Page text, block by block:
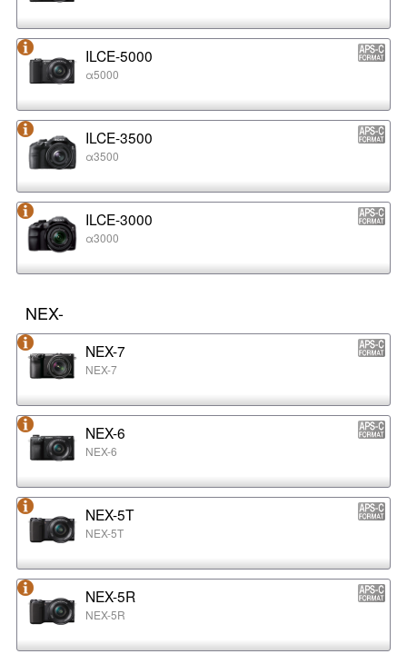
ILCE-5000
α5000
ILCE-3500
α3500
ILCE-3000
α3000
NEX-
NEX-7
NEX-7
NEX-6
NEX-6
NEX-5T
NEX-5T
NEX-5R
NEX-5R